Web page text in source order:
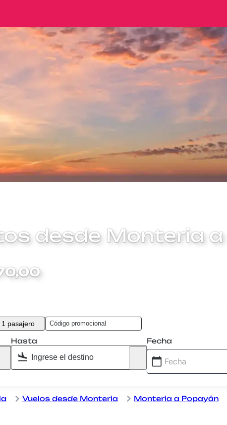
desde Monteria
1 pasajero
Hasta Fecha
Vuelos desde Monteria Monteria a Popayán